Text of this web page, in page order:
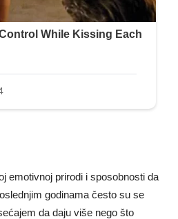
emotivnoj prirodi i sposobnosti da
godinama često su se
da daju više nego što